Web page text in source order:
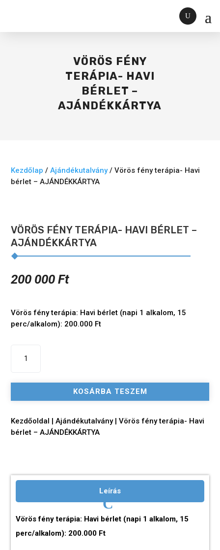
VÖRÖS FÉNY
TERÁPIA- HAVI
BÉRLET –
AJÁNDÉKKÁRTYA
Kezdőlap /Ajándékutalvány/ Vörös fény terápia- Havi
bérlet – AJÁNDÉKKÁRTYA
VÖRÖS FÉNY TERÁPIA- HAVI BÉRLET –
AJÁNDÉKKÁRTYA
200 000Ft
Vörös fény terápia: Havi bérlet (napi 1 alkalom, 15
perc/alkalom): 200.000 Ft
Havi
AJÁNDÉKKÁRTYA
mennyiség
KOSÁRBA TESZEM
Kezdőoldal |Ajándékutalvány| Vörös fény terápia- Havi
bérlet – AJÁNDÉKKÁRTYA
Leírás
Vörös fény terápia: Havi bérlet (napi 1 alkalom, 15
perc/alkalom): 200.000 Ft